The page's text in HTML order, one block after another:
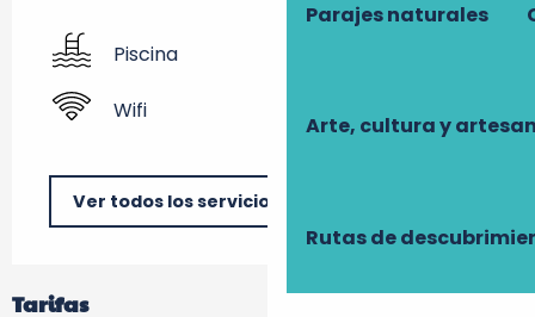
Parajes naturales
Arte, cultura y
Rutas de
Piscina
Wifi
Ver todos los servicios
Tarifas